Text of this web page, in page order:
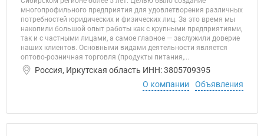
многопрофильного предприятия для удовлетворения различных
потребностей юридических и физических лиц. За это время мы
накопили большой опыт работы как с крупными предприятиями,
так и с частными лицами, а самое главное — заслужили доверие
наших клиентов. Основными видами деятельности является
оптово-розничная торговля (продукты питания,...
Россия, Иркутская область ИНН: 3805709395
О компании
Объявления